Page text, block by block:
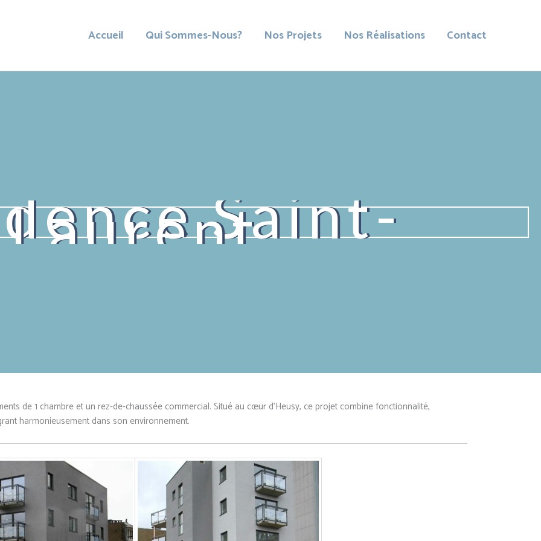
Accueil Qui Sommes-Nous? Nos Projets Nos Réalisations Contact
Saint-
Laurent
de 1 chambre et un rez-de-chaussée commercial. Situé au cœur d’Heusy, ce projet combine fonctionnalité,
harmonieusement dans son environnement.